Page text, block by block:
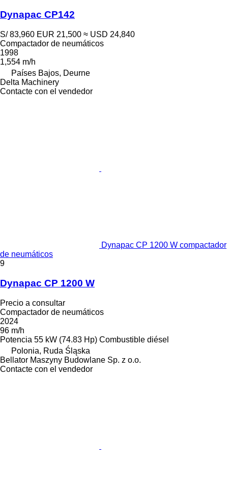
Dynapac CP142
S/ 83,960 EUR 21,500 ≈ USD 24,840
Compactador de neumáticos
1998
1,554 m/h
Países Bajos, Deurne
Delta Machinery
Contacte con el vendedor
Dynapac CP 1200 W compactador
de neumáticos
9
Dynapac CP 1200 W
Precio a consultar
Compactador de neumáticos
2024
96 m/h
Potencia 55 kW (74.83 Hp) Combustible diésel
Polonia, Ruda Śląska
Bellator Maszyny Budowlane Sp. z o.o.
Contacte con el vendedor